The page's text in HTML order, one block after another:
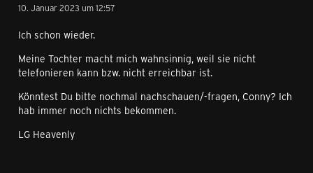
10. Januar 2023 um 12:57
Ich schon wieder.
Meine Tochter macht mich wahnsinnig, weil sie nicht
telefonieren kann bzw. nicht erreichbar ist.
Könntest Du bitte nochmal nachschauen/-fragen, Conny? Ich
hab immer noch nichts bekommen.
LG Heavenly